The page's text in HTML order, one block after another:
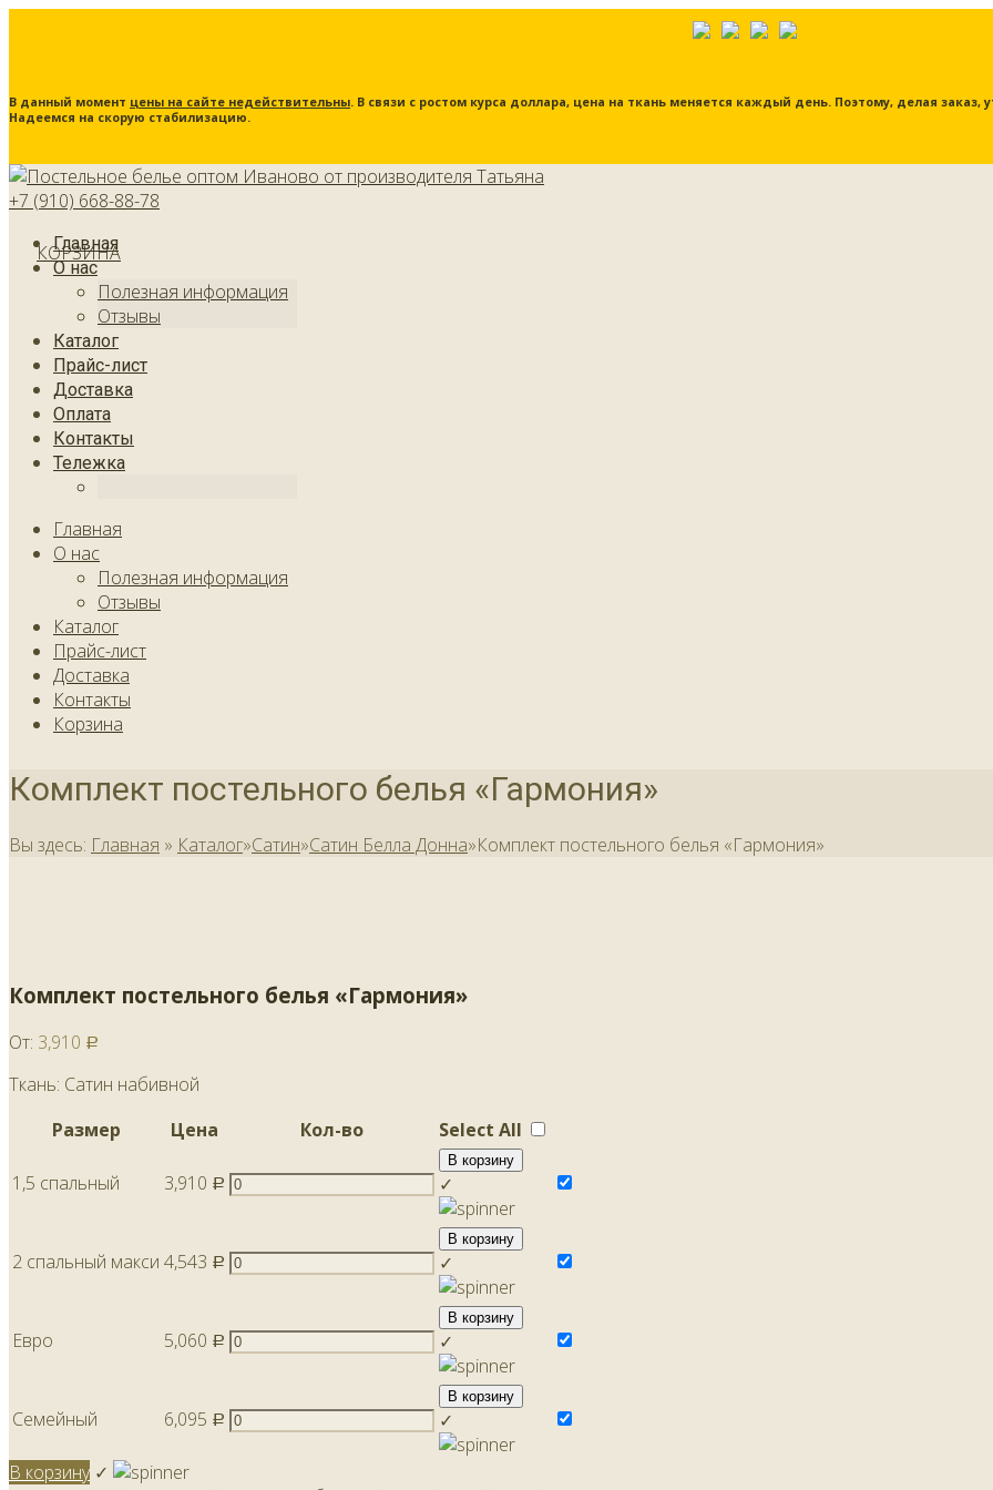
В данный момент цены на сайте недействительны. В связи с ростом курса доллара, цена на ткань меняется каждый день. Поэтому, делая
Надеемся на скорую стабилизацию.
+7 (910) 668-88-78
КОРЗИНА
Главная
О нас
Полезная информация
Отзывы
Каталог
Прайс-лист
Доставка
Оплата
Контакты
Тележка
Главная
О нас
Полезная информация
Отзывы
Каталог
Прайс-лист
Доставка
Контакты
Корзина
Комплект постельного белья «Гармония»
Вы здесь: Главная » Каталог»Сатин»Сатин Белла Донна»Комплект постельного белья «Гармония»
Комплект постельного белья «Гармония»
От: 3,910 Р
Ткань: Сатин набивной
Размер
Цена Кол-во Select All
1,5 спальный 3,910 Р
В корзину
✓
2 спальный макси 4,543 Р
В корзину
✓
Евро 5,060 Р
В корзину
✓
Семейный 6,095 Р
В корзину
✓
В корзину ✓